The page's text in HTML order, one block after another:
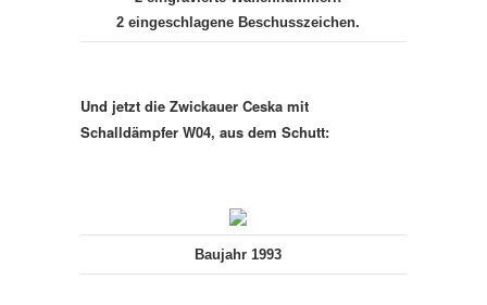
2 eingeschlagene Beschusszeichen.
Und jetzt die Zwickauer Ceska mit
Schalldämpfer W04, aus dem Schutt:
Baujahr 1993